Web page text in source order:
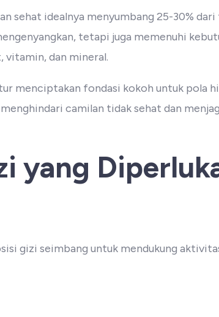
sehat idealnya menyumbang 25-30%
tetapi juga memenuhi
dan mineral.
menciptakan fondasi kokoh untuk pola
camilan tidak sehat dan
yang
gizi seimbang untuk mendukung